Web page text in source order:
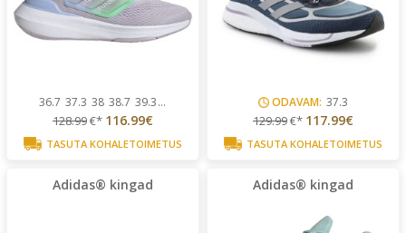
36.7 37.3 38 38.7 39.3...
128.99€* 116.99€
TASUTA KOHALETOIMETUS
ODAVAM: 37.3
129.99€* 117.99€
TASUTA KOHALETOIMETUS
Adidas® kingad Adidas® kingad